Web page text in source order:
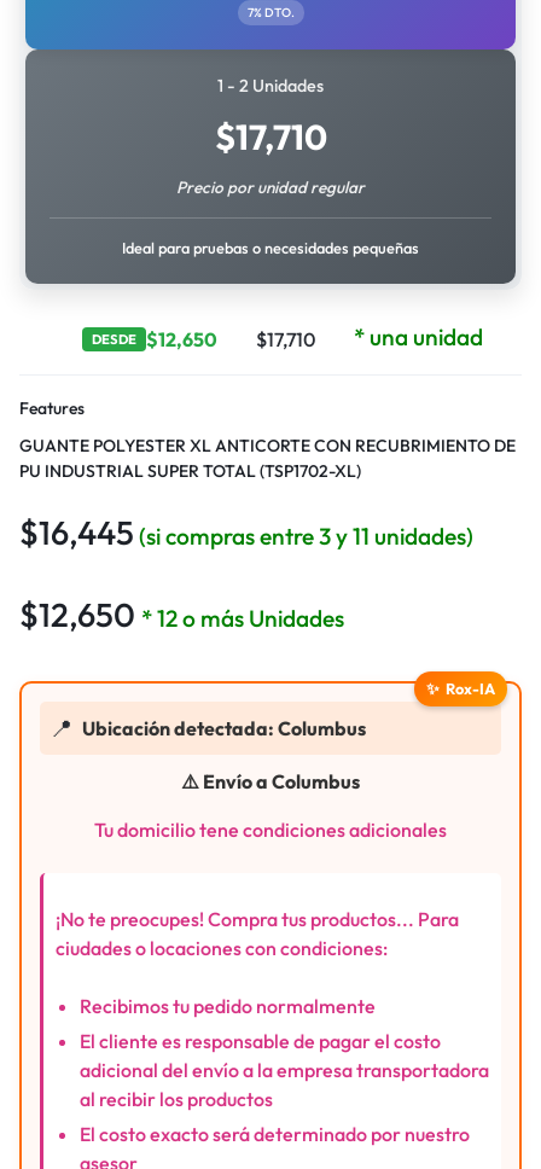
7% DTO.
1 - 2 Unidades
$17,710
Precio por unidad regular
Ideal para pruebas o necesidades pequeñas
DESDE $12,650 $17,710 * una unidad
Features
GUANTE POLYESTER XL ANTICORTE CON RECUBRIMIENTO DE
PU INDUSTRIAL SUPER TOTAL (TSP1702-XL)
$16,445 (si compras entre 3 y 11 unidades)
$12,650 * 12 o más Unidades
✨ Rox-IA
📍 Ubicación detectada: Columbus
⚠️ Envío a Columbus
Tu domicilio tene condiciones adicionales
¡No te preocupes! Compra tus productos... Para
ciudades o locaciones con condiciones:
Recibimos tu pedido normalmente
El cliente es responsable de pagar el costo
adicional del envío a la empresa transportadora
al recibir los productos
El costo exacto será determinado por nuestro
asesor